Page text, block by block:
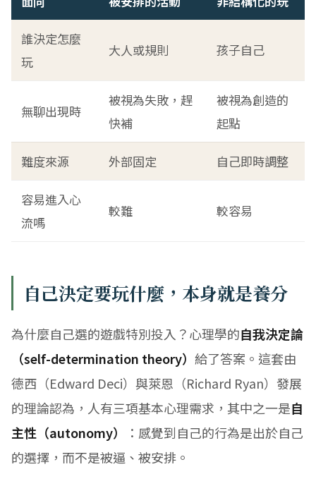
誰決定怎麼
玩
大人或規則 孩子自己
無聊出現時
被視為失敗，趕
快補
被視為創造的
起點
難度來源 外部固定 自己即時調整
容易進入心
流嗎
較難 較容易
自己決定要玩什麼，本身就是養分
為什麼自己選的遊戲特別投入？心理學的自我決定論
（self-determination theory） 給了答案。這套由
德西（Edward Deci）與萊恩（Richard Ryan）發展
的理論認為，人有三項基本心理需求，其中之一是自
主性（autonomy）
：感覺到自己的行為是出於自己
的選擇，而不是被逼、被安排。